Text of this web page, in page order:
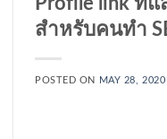
สำหรับคนทำ
POSTED ON MAY 28, 2020